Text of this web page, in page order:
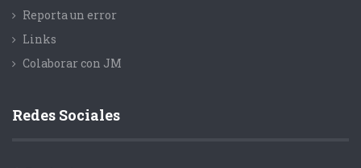
Reporta un error
Links
Colaborar con JM
Redes Sociales